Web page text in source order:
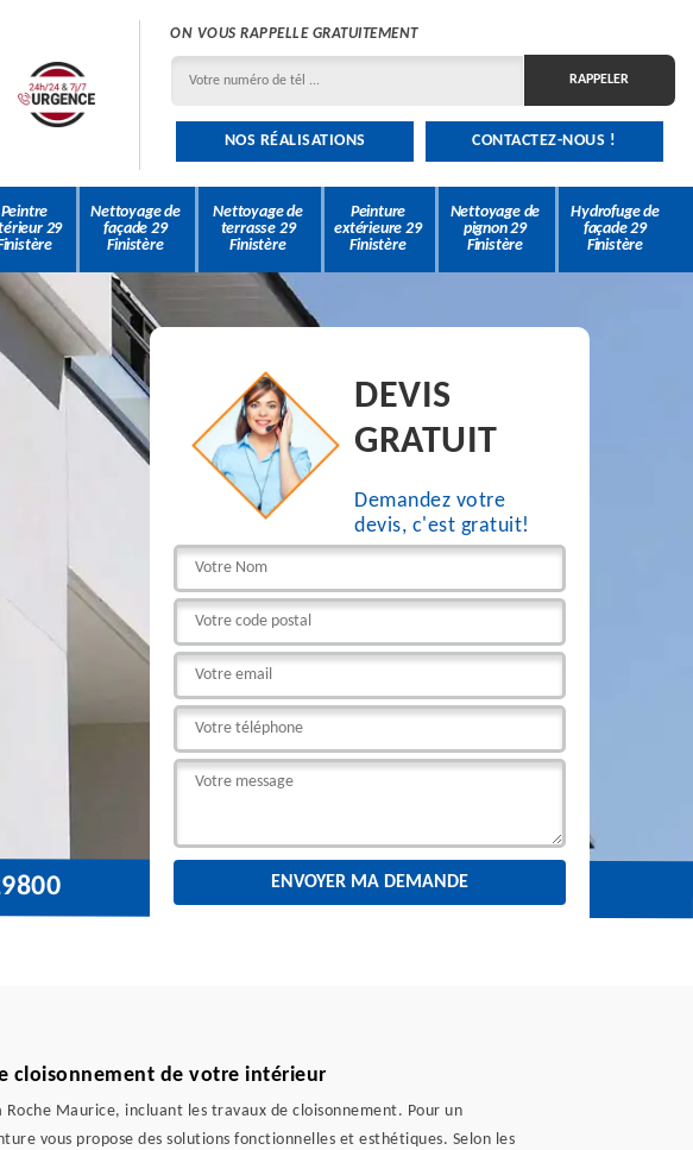
ON VOUS RAPPELLE GRATUITEMENT
NOS RÉALISATIONS CONTACTEZ-NOUS !
Peintre
29
Nettoyage de
façade 29
Finistère
Nettoyage de
terrasse 29
Finistère
Peinture
extérieure 29
Finistère
Nettoyage de
pignon 29
Finistère
Hydrofuge de
façade 29
Finistère
DEVIS
GRATUIT
Demandez votre
devis, c'est gratuit!
cloisonnement de votre intérieur
Maurice, incluant les travaux de cloisonnement. Pour un
vous propose des solutions fonctionnelles et esthétiques. Selon les